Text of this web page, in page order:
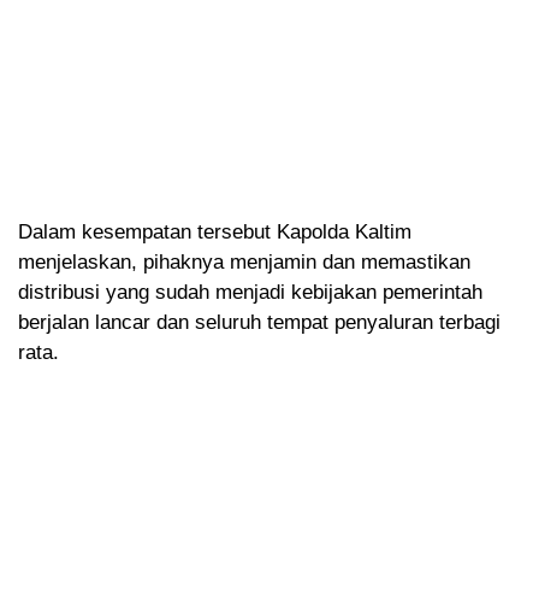
Dalam kesempatan tersebut Kapolda Kaltim
menjelaskan, pihaknya menjamin dan memastikan
distribusi yang sudah menjadi kebijakan pemerintah
berjalan lancar dan seluruh tempat penyaluran terbagi
rata.